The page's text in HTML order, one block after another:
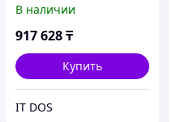
600/42U/1000
В наличии
917 628₸
Купить
IT DOS